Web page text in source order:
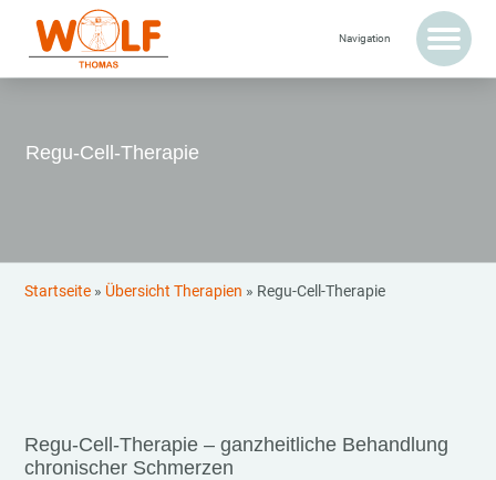
Regu-Cell-Therapie
Startseite » Übersicht Therapien » Regu-Cell-Therapie
Regu-Cell-Therapie – ganzheitliche Behandlung
chronischer Schmerzen